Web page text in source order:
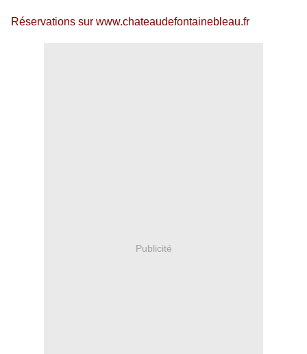
Réservations sur www.chateaudefontainebleau.fr
Publicité